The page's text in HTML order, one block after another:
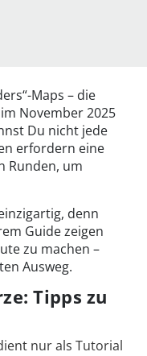
Maps – die
November 2025
Du nicht jede
erfordern eine
Runden, um
denn
Guide zeigen
zu machen –
Ausweg.
Tipps zu
nur als Tutorial